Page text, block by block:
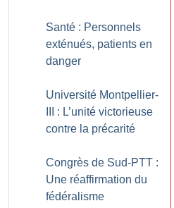
Santé : Personnels
exténués, patients en
danger
Université Montpellier-
III : L’unité victorieuse
contre la précarité
Congrès de Sud-PTT :
Une réaffirmation du
fédéralisme